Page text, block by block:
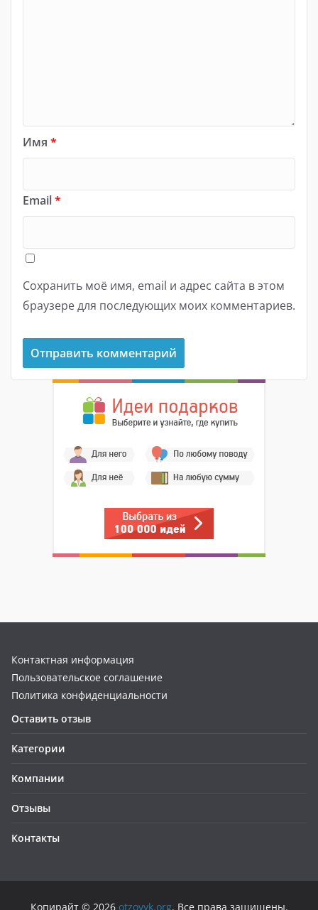
Имя *
Email*
Сохранить моё имя, email и адрес сайта в этом
браузере для последующих моих комментариев.
Контактная информация
Пользовательское соглашение
Политика конфиденциальности
Оставить отзыв
Категории
Компании
Отзывы
Контакты
Копирайт © 2026 otzovyk.org. Все права защищены.